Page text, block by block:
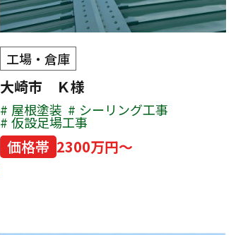
工場・倉庫
大崎市 Ｋ様
屋根塗装 シーリング工事
仮設足場工事
価格帯 2300万円～